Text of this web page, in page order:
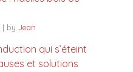
| by Jean
qui s’éteint
et solutions